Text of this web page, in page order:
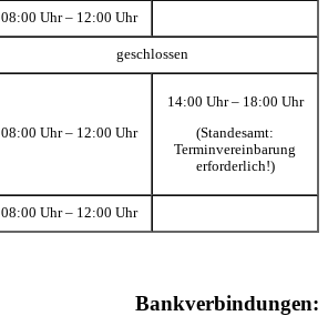
08:00 Uhr – 12:00 Uhr
geschlossen
08:00 Uhr – 12:00 Uhr
14:00 Uhr – 18:00 Uhr
(Standesamt:
Terminvereinbarung
erforderlich!)
08:00 Uhr – 12:00 Uhr
Bankverbindungen: